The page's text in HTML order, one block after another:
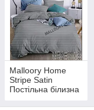
Malloory Home
Stripe Satin
Постільна білизна